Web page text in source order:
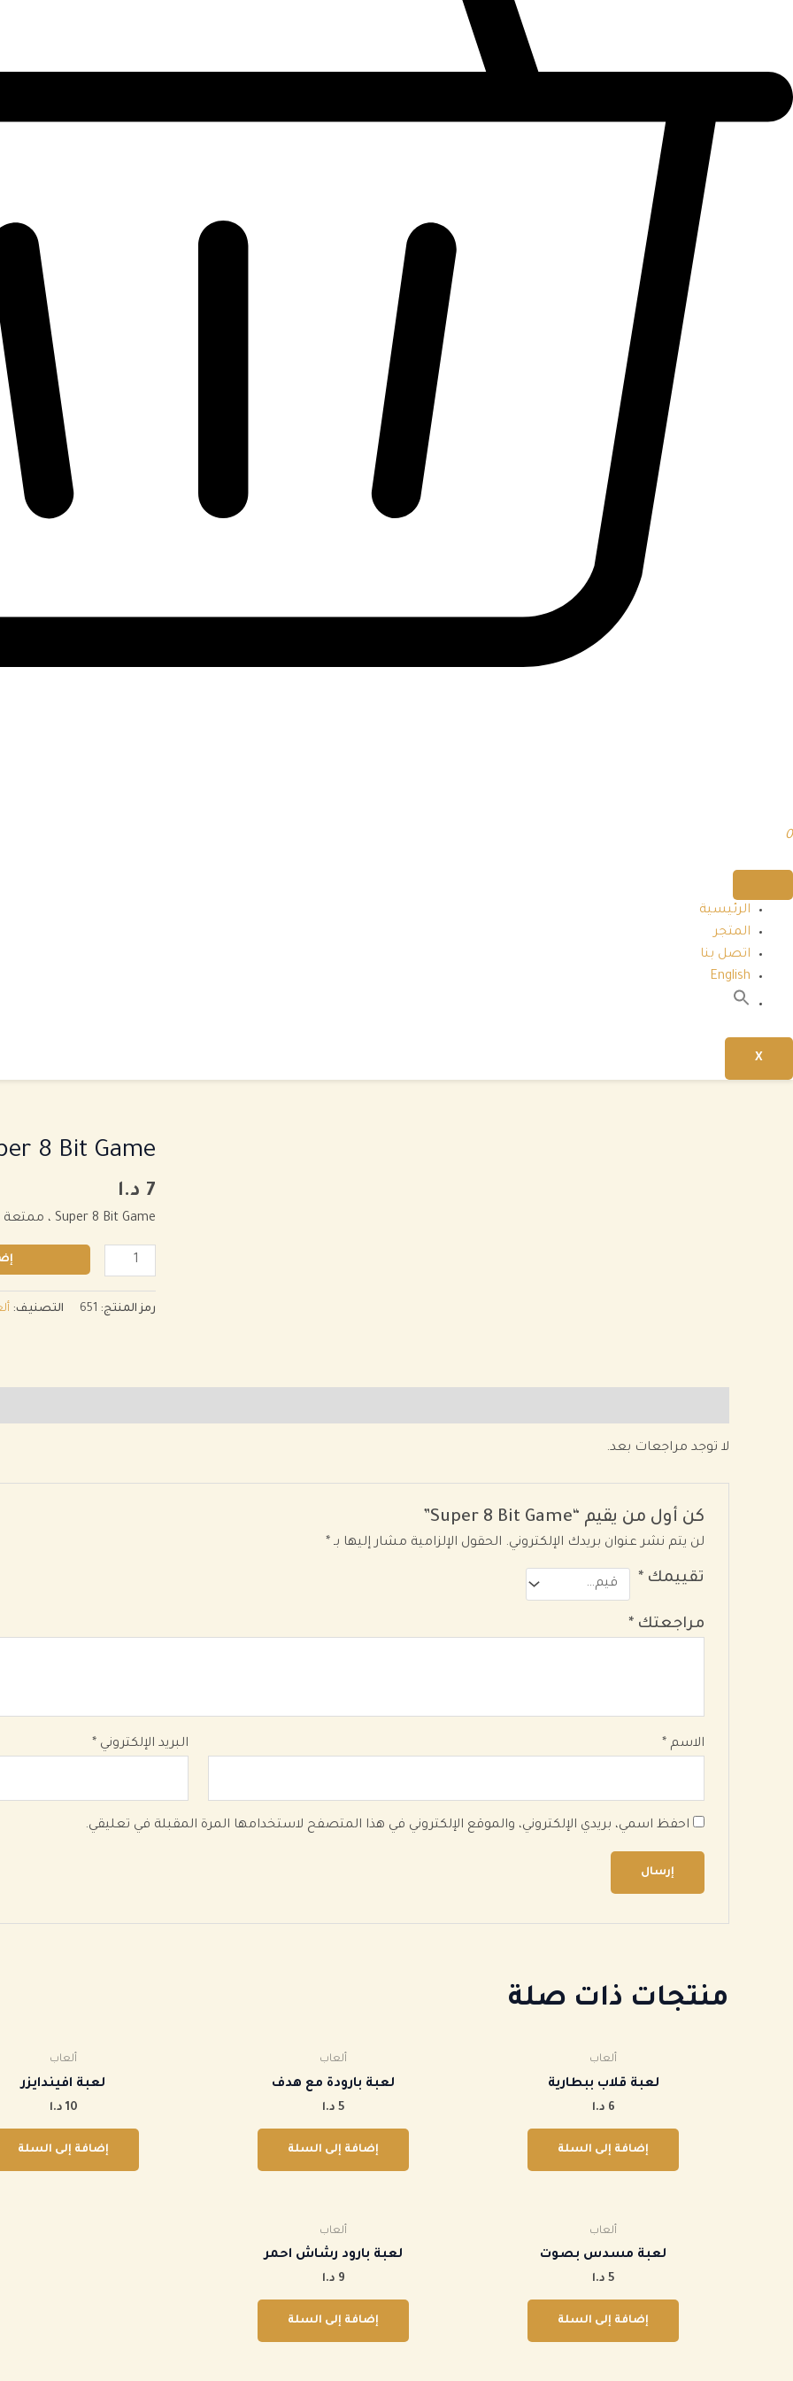
0
الرئيسية
المتجر
اتصل بنا
English
بحث
X
8 Bit Game
7 د.ا
Super 8 Bit Game ، ممتعة ومسلية
كمية
8
Bit
رمز المنتج: 651 التصنيف:
لا توجد مراجعات بعد.
كن أول من يقيم “Super 8 Bit Game”
لن يتم نشر عنوان بريدك الإلكتروني. الحقول الإلزامية مشار إليها بـ *
تقييمك *
مراجعتك *
الاسم * البريد الإلكتروني *
احفظ اسمي، بريدي الإلكتروني، والموقع الإلكتروني في هذا المتصفح لاستخدامها المرة المقبلة في تعليقي.
منتجات ذات صلة
ألعاب
لعبة قلاب ببطارية
6 د.ا
إضافة إلى السلة
ألعاب
‏لعبة بارودة مع هدف
5 د.ا
إضافة إلى السلة
ألعاب
لعبة افيندايزر
10 د.ا
إضافة إلى السلة
ألعاب
‏لعبة مسدس بصوت
5 د.ا
إضافة إلى السلة
ألعاب
‏لعبة بارود رشاش احمر
9 د.ا
إضافة إلى السلة